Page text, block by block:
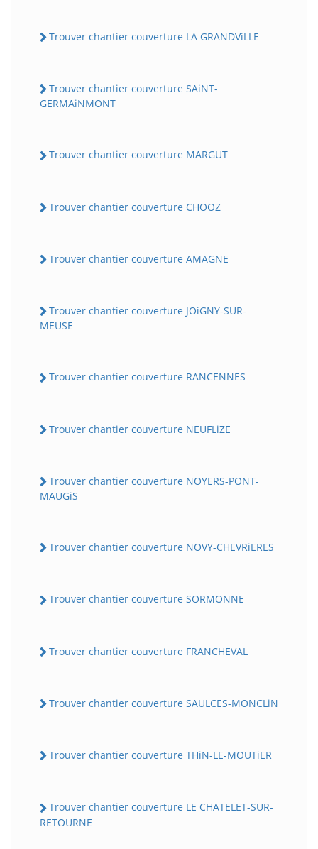
Trouver chantier couverture LA GRANDViLLE
Trouver chantier couverture SAiNT-
GERMAiNMONT
Trouver chantier couverture MARGUT
Trouver chantier couverture CHOOZ
Trouver chantier couverture AMAGNE
Trouver chantier couverture JOiGNY-SUR-
MEUSE
Trouver chantier couverture RANCENNES
Trouver chantier couverture NEUFLiZE
Trouver chantier couverture NOYERS-PONT-
MAUGiS
Trouver chantier couverture NOVY-CHEVRiERES
Trouver chantier couverture SORMONNE
Trouver chantier couverture FRANCHEVAL
Trouver chantier couverture SAULCES-MONCLiN
Trouver chantier couverture THiN-LE-MOUTiER
Trouver chantier couverture LE CHATELET-SUR-
RETOURNE